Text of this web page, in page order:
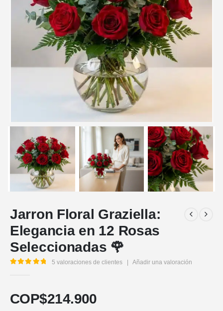
Jarron Floral Graziella:
Elegancia en 12 Rosas
Seleccionadas 🌹
5 valoraciones de clientes Añadir una valoración
COP$214.900